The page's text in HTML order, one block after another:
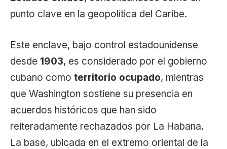
punto clave en la geopolítica del Caribe.
Este enclave, bajo control estadounidense
desde 1903, es considerado por el gobierno
cubano como territorio ocupado, mientras
que Washington sostiene su presencia en
acuerdos históricos que han sido
reiteradamente rechazados por La Habana.
La base, ubicada en el extremo oriental de la